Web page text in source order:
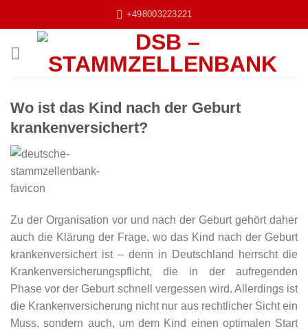
springen
+498003223221
Wo ist das Kind nach der Geburt
krankenversichert?
Zu der Organisation vor und nach der Geburt gehört daher
auch die Klärung der Frage, wo das Kind nach der Geburt
krankenversichert ist – denn in Deutschland herrscht die
Krankenversicherungspflicht, die in der aufregenden
Phase vor der Geburt schnell vergessen wird. Allerdings ist
die Krankenversicherung nicht nur aus rechtlicher Sicht ein
Muss, sondern auch, um dem Kind einen optimalen Start